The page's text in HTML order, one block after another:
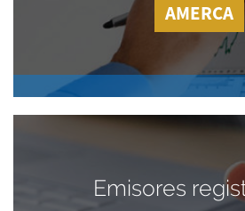
AMERCA
Emisores